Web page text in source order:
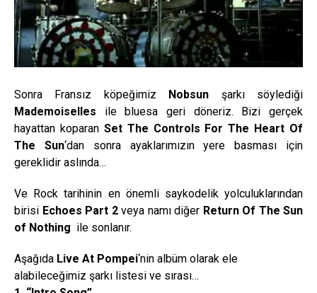
Sonra Fransız köpeğimiz Nobsun şarkı söylediği
Mademoiselles ile bluesa geri döneriz. Bizi gerçek
hayattan koparan Set The Controls For The Heart Of
The Sun‘dan sonra ayaklarımızın yere basması için
gereklidir aslında…
Ve Rock tarihinin en önemli saykodelik yolculuklarından
birisi Echoes Part 2veya namı diğer Return Of The Sun
of Nothing ile sonlanır.
Aşağıda Live At Pompei‘nin albüm olarak ele
alabileceğimiz şarkı listesi ve sırası…